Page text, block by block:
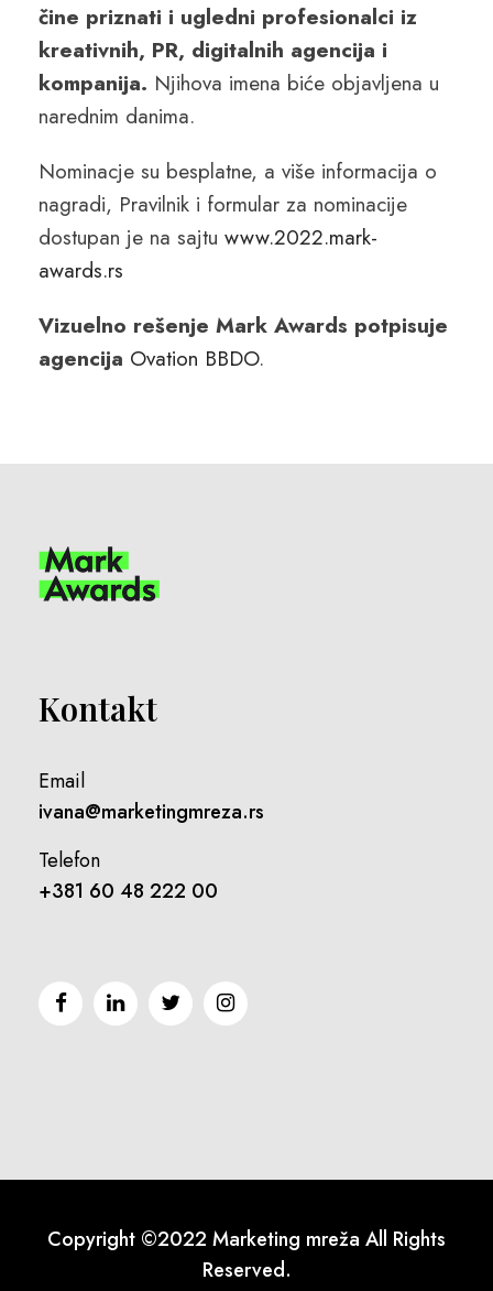
čine priznati i ugledni profesionalci iz
kreativnih, PR, digitalnih agencija i
kompanija. Njihova imena biće objavljena u
narednim danima.
Nominacje su besplatne, a više informacija o
nagradi, Pravilnik i formular za nominacije
dostupan je na sajtu www.2022.mark-
awards.rs
Vizuelno rešenje Mark Awards potpisuje
agencija Ovation BBDO.
Kontakt
Email
ivana@marketingmreza.rs
Telefon
+381 60 48 222 00
Copyright ©2022 Marketing mreža All Rights
Reserved.